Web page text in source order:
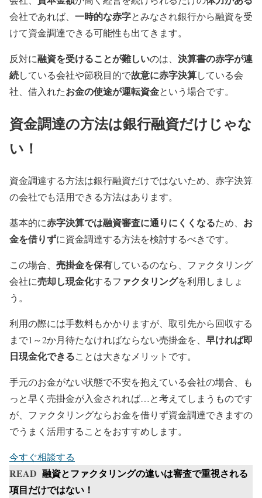
会社であれば、 一時的な赤字とみなされ銀行から融資を受
けて資金調達できる可能性も出てきます。
反対に融資を受けることが難しいのは、 決算書の赤字が連
続している会社や節税目的で故意に赤字決算している会
社、借入れたお金の使途が運転資金という場合です。
資金調達の方法は銀行融資だけじゃな
い！
資金調達する方法は銀行融資だけではないため、赤字決算
の会社でも活用できる方法はあります。
基本的に赤字決算では融資審査に通りにくくなるため、 お
金を借りずに資金調達する方法を検討するべきです。
この場合、 売掛金を保有しているのなら、ファクタリング
会社に売却し現金化するフ ァクタリングを利用しましょ
う。
利用の際には手数料もかかりますが、取引先から回収する
まで1～2か月待たなければならない売掛金を、 早ければ即
日現金化できることは大きなメリットです。
手元のお金がない状態で不安を抱えている会社の場合、も
っと早く売掛金が入金されれば…と考えてしまうものです
が、ファクタリングならお金を借りず資金調達できますの
でうまく活用することをおすすめします。
今すぐ相談する
READ 融資とファクタリングの違いは審査で重視される
項目だけではない！